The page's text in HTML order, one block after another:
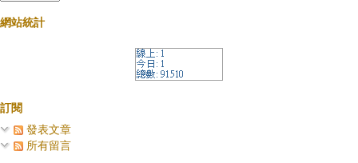
網站統計
訂閱
發表文章
所有留言